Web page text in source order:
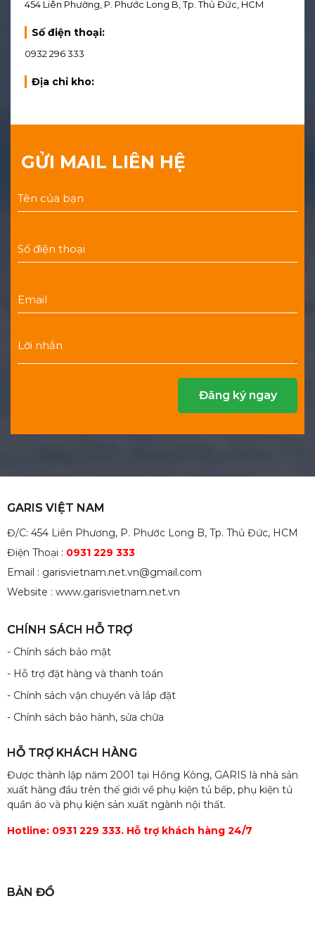
454 Liên Phường, P. Phước Long B, Tp. Thủ Đức, HCM
Số điện thoại:
0932 296 333
Địa chỉ kho:
GỬI MAIL LIÊN HỆ
GARIS VIỆT NAM
Đ/C: 454 Liên Phương, P. Phước Long B, Tp. Thủ Đức, HCM
Điện Thoại : 0931 229 333
Email : garisvietnam.net.vn@gmail.com
Website : www.garisvietnam.net.vn
CHÍNH SÁCH HỖ TRỢ
- Chính sách bảo mật
- Hỗ trợ đặt hàng và thanh toán
- Chính sách vận chuyển và lắp đặt
- Chính sách bảo hành, sửa chữa
HỖ TRỢ KHÁCH HÀNG
Được thành lập năm 2001 tại Hồng Kông, GARIS là nhà sản
xuất hàng đầu trên thế giới về phụ kiện tủ bếp, phụ kiện tủ
quần áo và phụ kiện sản xuất ngành nội thất.
Hotline: 0931 229 333. Hỗ trợ khách hàng 24/7
BẢN ĐỒ